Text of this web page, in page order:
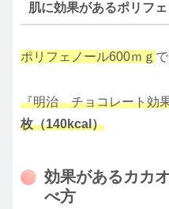
肌に効果があるポリフ
ポリフェノール600ｍｇ
『明治 チョコレート効
枚（140kcal）
効果があるカカ
べ方